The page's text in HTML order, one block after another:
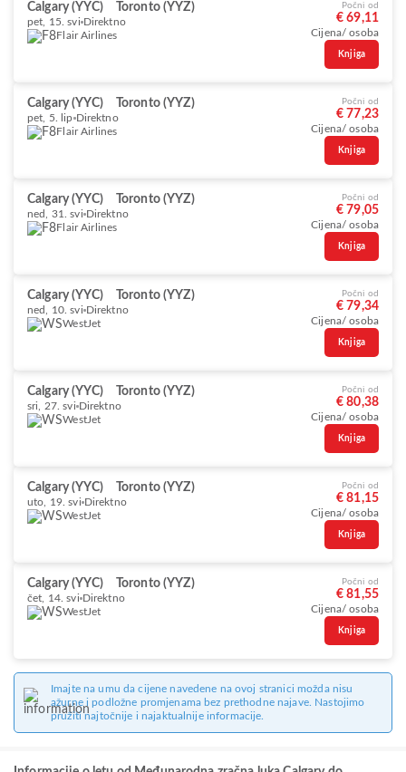
Calgary (YYC) Toronto (YYZ)
pet, 15. svi Direktno
Flair Airlines
Počni od
€ 69,11
Cijena/ osoba
Knjiga
Calgary (YYC) Toronto (YYZ)
pet, 5. lip Direktno
Flair Airlines
Počni od
€ 77,23
Cijena/ osoba
Knjiga
Calgary (YYC) Toronto (YYZ)
ned, 31. svi Direktno
Flair Airlines
Počni od
€ 79,05
Cijena/ osoba
Knjiga
Calgary (YYC) Toronto (YYZ)
ned, 10. svi Direktno
WestJet
Počni od
€ 79,34
Cijena/ osoba
Knjiga
Calgary (YYC) Toronto (YYZ)
sri, 27. svi Direktno
WestJet
Počni od
€ 80,38
Cijena/ osoba
Knjiga
Calgary (YYC) Toronto (YYZ)
uto, 19. svi Direktno
WestJet
Počni od
€ 81,15
Cijena/ osoba
Knjiga
Calgary (YYC) Toronto (YYZ)
čet, 14. svi Direktno
WestJet
Počni od
€ 81,55
Cijena/ osoba
Knjiga
Imajte na umu da cijene navedene na ovoj stranici možda nisu
ažurne i podložne promjenama bez prethodne najave. Nastojimo
pružiti najtočnije i najaktualnije informacije.